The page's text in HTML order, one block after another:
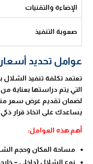
الإضاءة والتقنيات
صعوبة التنفيذ
عوامل تحديد
تعتمد تكلفة تنفيذ
التي يتم دراستها
لضمان تقديم عرض سعر
يساعدك على اتخاذ قرار
أهم هذه العوامل:
مساحة المكان وحجم
نوع الشلال (داخلي –